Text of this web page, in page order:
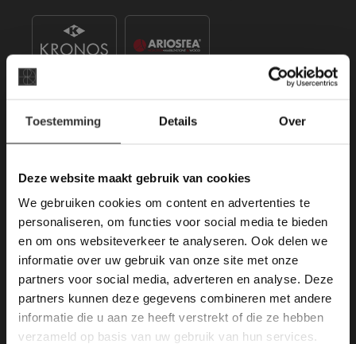
Toestemming Details Over
Deze website maakt gebruik van cookies
We gebruiken cookies om content en advertenties te
personaliseren, om functies voor social media te bieden
en om ons websiteverkeer te analyseren. Ook delen we
informatie over uw gebruik van onze site met onze
partners voor social media, adverteren en analyse. Deze
partners kunnen deze gegevens combineren met andere
informatie die u aan ze heeft verstrekt of die ze hebben
verzameld op basis van uw gebruik van hun services.
Merken Glasmozaïek
Deze website maakt
gebruik van cookies.
This Cookie Banner was deleted and is no
longer working. Please contact the website
administrator.
Deze website gebruikt cookies om de
gebruikerservaring te verbeteren. Door
gebruik te maken van onze website geeft u
toestemming voor alle cookies in
overeenstemming met ons cookiebeleid.Lees
verder
ALLES ACCEPTEREN